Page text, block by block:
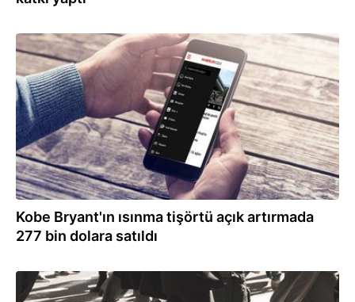
23.02.2022
Kobe Bryant'ın ısınma tişörtü açık artırmada
277 bin dolara satıldı
10.02.2022